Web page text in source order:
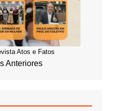
Atos e Fatos
Anteriores